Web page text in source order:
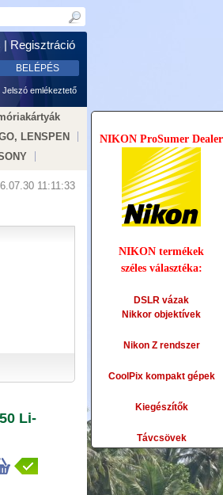
NIKON ProSumer Dealer
NIKON termékek
széles választéka:
DSLR vázak
Nikkor objektívek
Nikon Z rendszer
CoolPix kompakt gépek
Kiegészítők
Távcsövek
|Regisztráció
Jelszó emlékeztető
LENSPEN
11:11:33
Li-